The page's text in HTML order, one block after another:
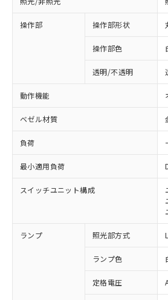
操作部 操作部形状
操作部色
透明/不透明
動作機能
ベゼル材質
負荷
最小適用負荷
スイッチユニット構成
ランプ 照光部方式
ランプ色
定格電圧